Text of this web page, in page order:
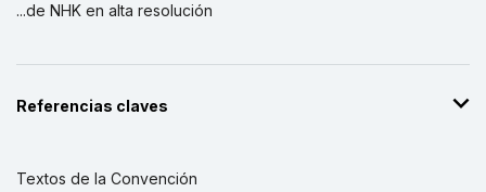
...de NHK en alta resolución
Referencias claves
Textos de la Convención